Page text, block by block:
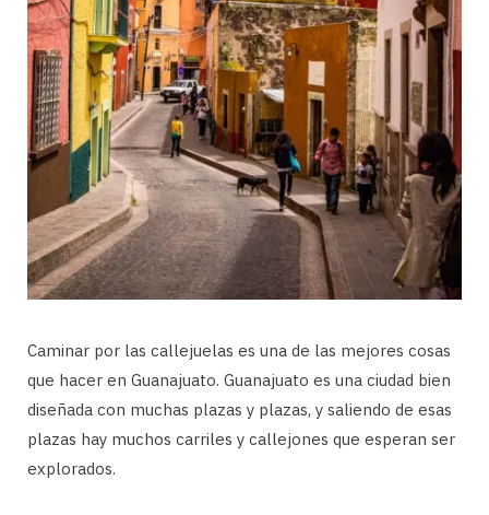
Caminar por las callejuelas es una de las mejores cosas
que hacer en Guanajuato. Guanajuato es una ciudad bien
diseñada con muchas plazas y plazas, y saliendo de esas
plazas hay muchos carriles y callejones que esperan ser
explorados.